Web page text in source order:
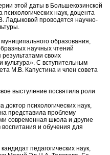
этой даты в Большекозинской
наук, доцента
Ладыковой проводятся научно-
образования,
научных чтений
своих
С вступительным
М.В. Капустина и член совета
выстуление посвятила роли
психологических наук,
представила проблему
современная школа и другие
и обучения для
педагогических наук,